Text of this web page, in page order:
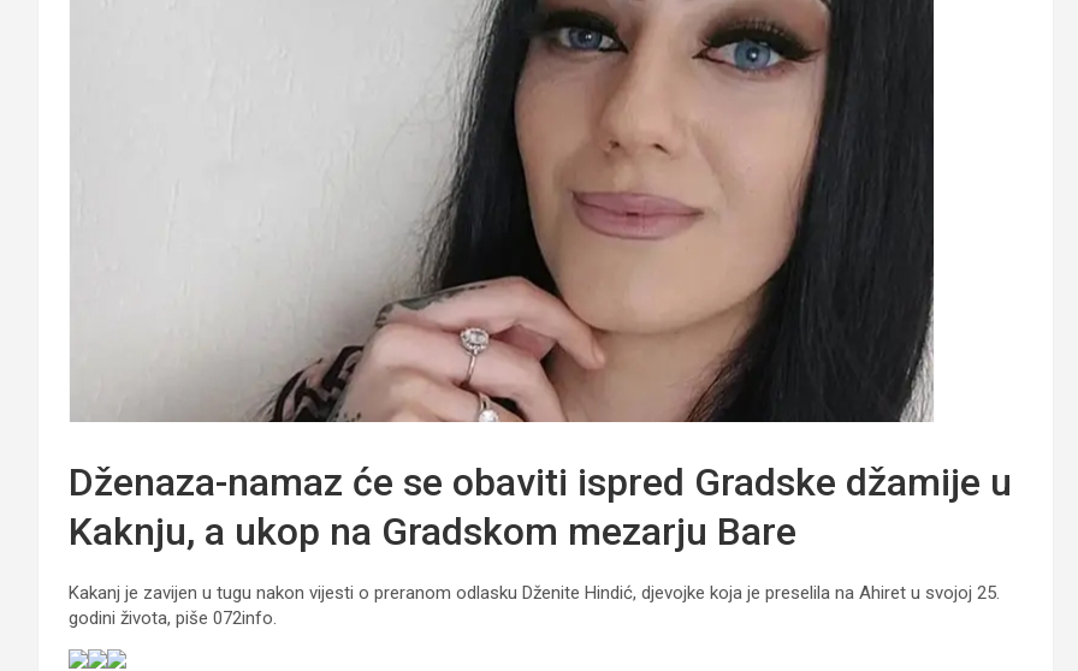
Dženaza-namaz će se obaviti ispred Gradske džamije u
Kaknju, a ukop na Gradskom mezarju Bare
Kakanj je zavijen u tugu nakon vijesti o preranom odlasku Dženite Hindić, djevojke koja je preselila na Ahiret u svojoj 25.
godini života, piše 072info.